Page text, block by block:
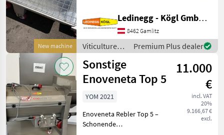
New machine
Technologie, Baujahr 2026
Beschreibung: Die
Enoveneta Maischepumpe
T 608 aus dem
Ledinegg - Kögl GmbH - Obst- und Weinbautechnik
8462 Gamlitz
Viticulture
equipment /
Enoveneta
Premium Plus dealer
Sonstige
Enoveneta Top 5
11.000
€
incl. VAT
20%
9.166,67 €
excl.
YOM 2021
Enoveneta Rebler Top 5 –
Schonende